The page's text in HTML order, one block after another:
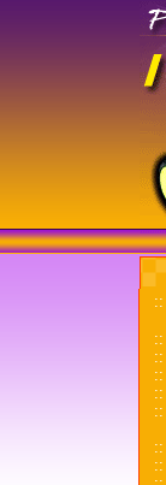
::
::
::
::
::
::
::
::